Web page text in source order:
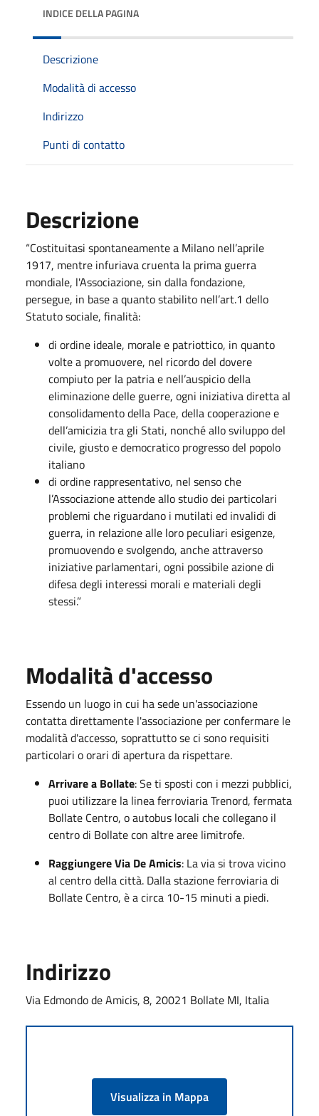
INDICE DELLA PAGINA
Descrizione
Modalità di accesso
Indirizzo
Punti di contatto
Descrizione
“Costituitasi spontaneamente a Milano nell’aprile
1917, mentre infuriava cruenta la prima guerra
mondiale, l'Associazione, sin dalla fondazione,
persegue, in base a quanto stabilito nell’art.1 dello
Statuto sociale, finalità:
di ordine ideale, morale e patriottico, in quanto
volte a promuovere, nel ricordo del dovere
compiuto per la patria e nell’auspicio della
eliminazione delle guerre, ogni iniziativa diretta al
consolidamento della Pace, della cooperazione e
dell’amicizia tra gli Stati, nonché allo sviluppo del
civile, giusto e democratico progresso del popolo
italiano
di ordine rappresentativo, nel senso che
l’Associazione attende allo studio dei particolari
problemi che riguardano i mutilati ed invalidi di
guerra, in relazione alle loro peculiari esigenze,
promuovendo e svolgendo, anche attraverso
iniziative parlamentari, ogni possibile azione di
difesa degli interessi morali e materiali degli
stessi.”
Modalità d'accesso
Essendo un luogo in cui ha sede un'associazione
contatta direttamente l'associazione per confermare le
modalità d'accesso, soprattutto se ci sono requisiti
particolari o orari di apertura da rispettare.
Arrivare a Bollate: Se ti sposti con i mezzi pubblici,
puoi utilizzare la linea ferroviaria Trenord, fermata
Bollate Centro, o autobus locali che collegano il
centro di Bollate con altre aree limitrofe.
Raggiungere Via De Amicis: La via si trova vicino
al centro della città. Dalla stazione ferroviaria di
Bollate Centro, è a circa 10-15 minuti a piedi.
Indirizzo
Via Edmondo de Amicis, 8, 20021 Bollate MI, Italia
Visualizza in Mappa